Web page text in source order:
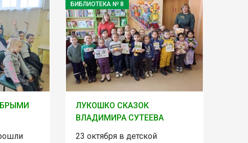
БИБЛИОТЕКА № 8
ЛУКОШКО СКАЗОК
ВЛАДИМИРА СУТЕЕВА
23 октября в детской